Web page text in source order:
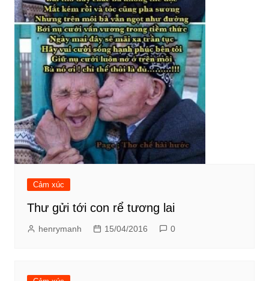
Cảm xúc
Thư gửi tới con rể tương lai
henrymanh 15/04/2016 0